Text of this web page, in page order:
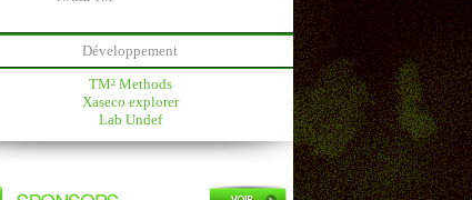
Développement
TM² Methods
Xaseco explorer
Lab Undef